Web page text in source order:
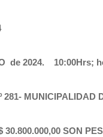
de 2024. 10:00Hrs;
281- MUNICIPALIDAD
30.800.000,00 SON